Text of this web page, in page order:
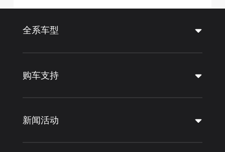
全系车型
购车支持
新闻活动